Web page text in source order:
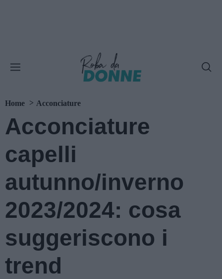
Home Acconciature
Acconciature
capelli
autunno/inverno
2023/2024: cosa
suggeriscono i
trend